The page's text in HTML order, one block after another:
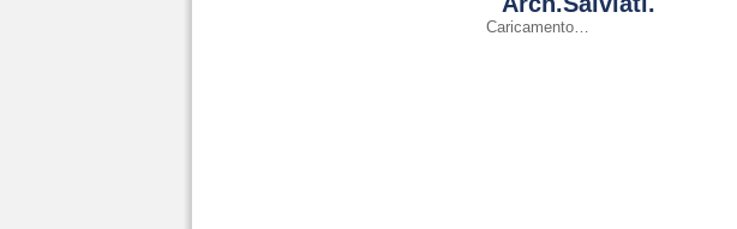
Caricamento…